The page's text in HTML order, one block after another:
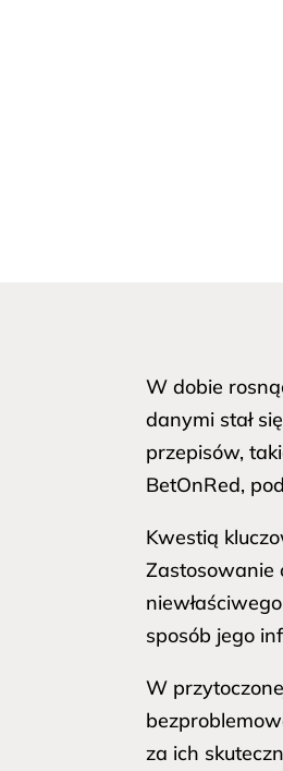
W dobie
danymi stał
przepisów,
BetOnRed,
Kwestią
Zastosowanie
sposób jego
W
za ich